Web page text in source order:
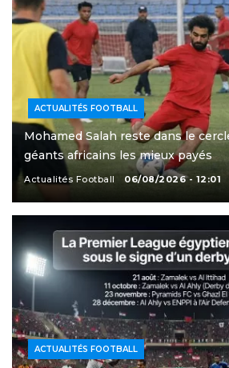
ACTUALITÉS FOOTBALL
Mohamed Salah reste dans le
géants africains les mieux payés
Actualités Football 06/08/2026 - 12:01
ACTUALITÉS FOOTBALL